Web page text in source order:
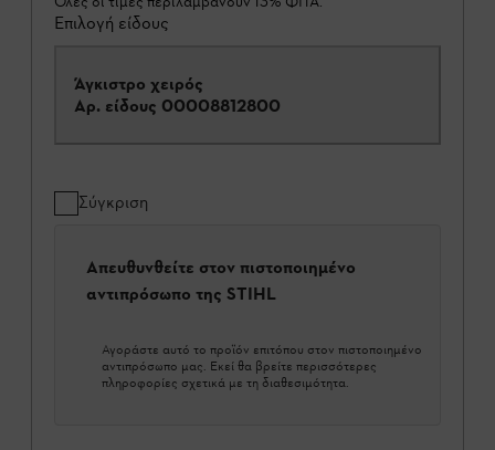
Επιλογή είδους
Άγκιστρο χειρός
Αρ. είδους 00008812800
Σύγκριση
Απευθυνθείτε στον πιστοποιημένο
αντιπρόσωπο της STIHL
Αγοράστε αυτό το προϊόν επιτόπου στον πιστοποιημένο
αντιπρόσωπο μας. Εκεί θα βρείτε περισσότερες
πληροφορίες σχετικά με τη διαθεσιμότητα.